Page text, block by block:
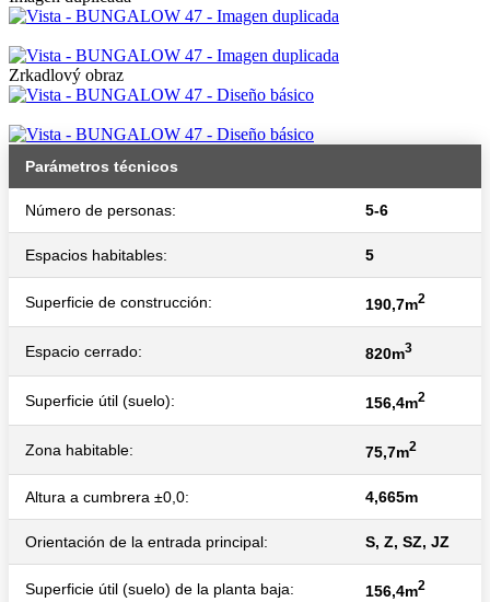
Zrkadlový obraz
Parámetros técnicos
Número de personas: 5-6
Espacios habitables: 5
Superficie de construcción: 190,7m2
Espacio cerrado: 820m3
Superficie útil (suelo): 156,4m2
Zona habitable: 75,7m2
Altura a cumbrera ±0,0: 4,665m
Orientación de la entrada principal: S, Z, SZ, JZ
Superficie útil (suelo) de la planta baja: 156,4m2